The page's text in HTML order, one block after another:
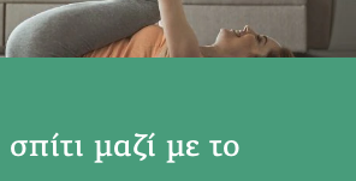
μαζί με το